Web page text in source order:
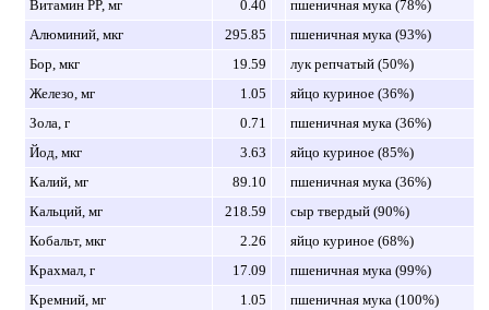
Витамин PP, мг 0.40
пшеничная мука (78%)
Алюминий, мкг
295.85
пшеничная мука (93%)
Бор, мкг
19.59
лук репчатый (50%)
Железо, мг
1.05
яйцо куриное (36%)
Зола, г
0.71
пшеничная мука (36%)
Йод, мкг
3.63
яйцо куриное (85%)
Калий, мг
89.10
пшеничная мука (36%)
Кальций, мг
218.59
сыр твердый (90%)
Кобальт, мкг
2.26
яйцо куриное (68%)
Крахмал, г
17.09
пшеничная мука (99%)
Кремний, мг
1.05
пшеничная мука (100%)